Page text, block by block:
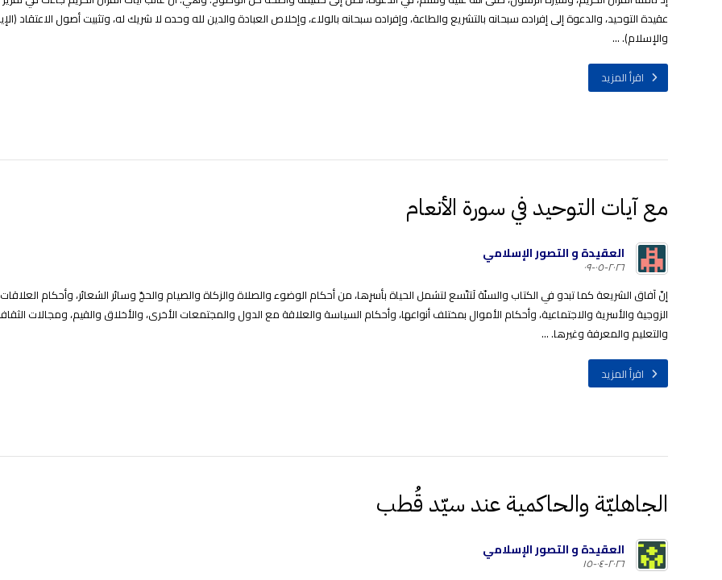
عقيدة التوحيد، والدعوة إلى إفراده سبحانه بالتشريع والطاعة، وإفراده سبحانه بالولاء، وإخلاص العبادة والدين لله وحده لا شريك له، وتثبيت أصول الاعتقاد
والإسلام). ...
اقرأ المزيد
مع آيات التوحيد في سورة الأنعام
العقيدة و التصور الإسلامي
٢٠٢٦-٠٥-٠٩
إنّ آفاق الشريعة كما تبدو في الكتاب والسنّة لَتتّسع لتشمل الحياة بأسرِها، من أحكام الوضوء والصلاة والزكاة والصيام والحجّ وسائر الشعائر، وأحكام العلاقات
الزوجية والأسرية والاجتماعية، وأحكام الأموال بمختلف أنواعها، وأحكام السياسة والعلاقة مع الدول والمجتمعات الأخرى، والأخلاق والقيم، ومجالات
والتعليم والمعرفة وغيرها. ...
اقرأ المزيد
الجاهليّة والحاكمية عند سيّد قُطب
العقيدة و التصور الإسلامي
٢٠٢٦-٠٤-١٥